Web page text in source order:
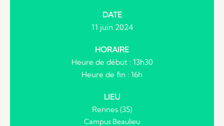
DATE
11 juin 2024
HORAIRE
Heure de début : 13h30
Heure de fin : 16h
LIEU
Rennes (35)
Campus Beaulieu